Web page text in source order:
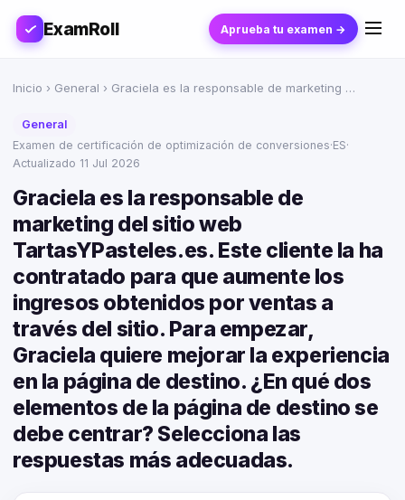
ExamRoll Aprueba tu examen →
Inicio › General › Graciela es la responsable de marketing …
General
Examen de certificación de optimización de conversiones·ES·
Actualizado 11 Jul 2026
Graciela es la responsable de
marketing del sitio web
TartasYPasteles.es. Este cliente la ha
contratado para que aumente los
ingresos obtenidos por ventas a
través del sitio. Para empezar,
Graciela quiere mejorar la experiencia
en la página de destino. ¿En qué dos
elementos de la página de destino se
debe centrar? Selecciona las
respuestas más adecuadas.